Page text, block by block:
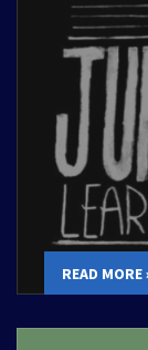
READ MORE